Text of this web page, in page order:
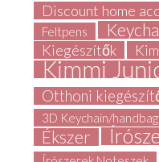
Discount home
Feltpens
Kiegészítők
Kimmi
Otthoni
3D Keychain/
Ékszer